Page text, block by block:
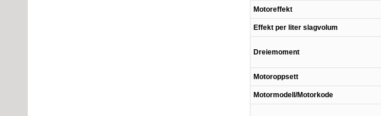
Motoreffekt
Effekt per liter slagvolum
Dreiemoment
Motoroppsett
Motormodell/Motorkode